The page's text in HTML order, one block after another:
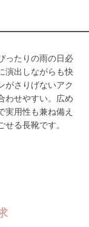
ったりの雨の日必
演出しながらも快
がさりげないアク
わせやすい。広め
実用性も兼ね備え
る長靴です。